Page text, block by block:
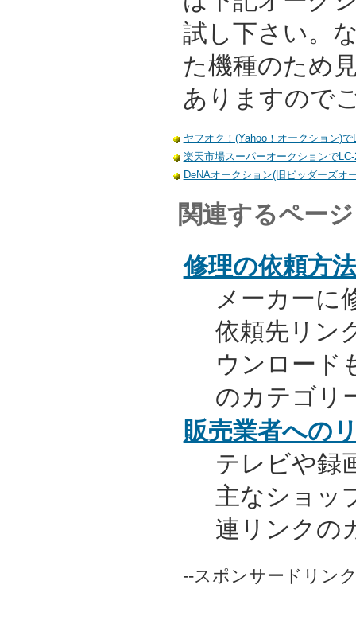
試し下さい。
た機種のため
ありますので
ヤフオク！(Yahoo！オークション)で
楽天市場スーパーオークションで
DeNAオークション(旧ビッダーズオ
関連するページ
修理の依頼方法
メーカーに
依頼先リン
ウンロード
のカテゴリ
販売業者への
テレビや録
主なショッ
連リンクの
--スポンサードリン